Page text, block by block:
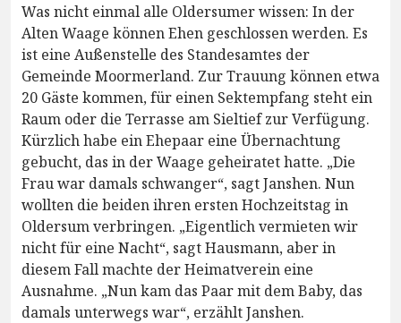
Was nicht einmal alle Oldersumer wissen: In der
Alten Waage können Ehen geschlossen werden. Es
ist eine Außenstelle des Standesamtes der
Gemeinde Moormerland. Zur Trauung können etwa
20 Gäste kommen, für einen Sektempfang steht ein
Raum oder die Terrasse am Sieltief zur Verfügung.
Kürzlich habe ein Ehepaar eine Übernachtung
gebucht, das in der Waage geheiratet hatte. „Die
Frau war damals schwanger“, sagt Janshen. Nun
wollten die beiden ihren ersten Hochzeitstag in
Oldersum verbringen. „Eigentlich vermieten wir
nicht für eine Nacht“, sagt Hausmann, aber in
diesem Fall machte der Heimatverein eine
Ausnahme. „Nun kam das Paar mit dem Baby, das
damals unterwegs war“, erzählt Janshen.